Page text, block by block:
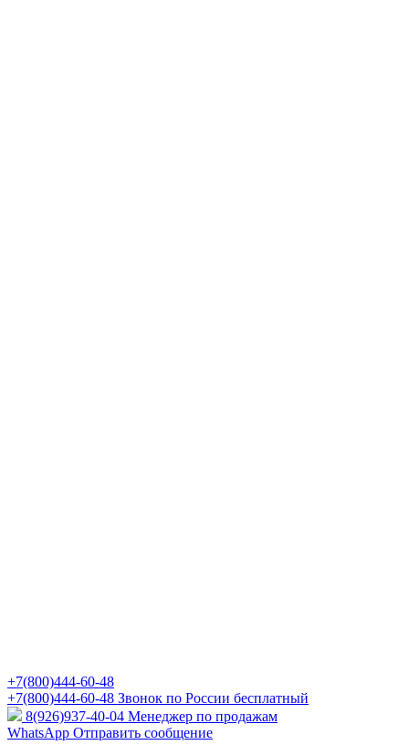
+7(800)444-60-48
+7(800)444-60-48 Звонок по России бесплатный
8(926)937-40-04 Менеджер по продажам
WhatsApp Отправить сообщение